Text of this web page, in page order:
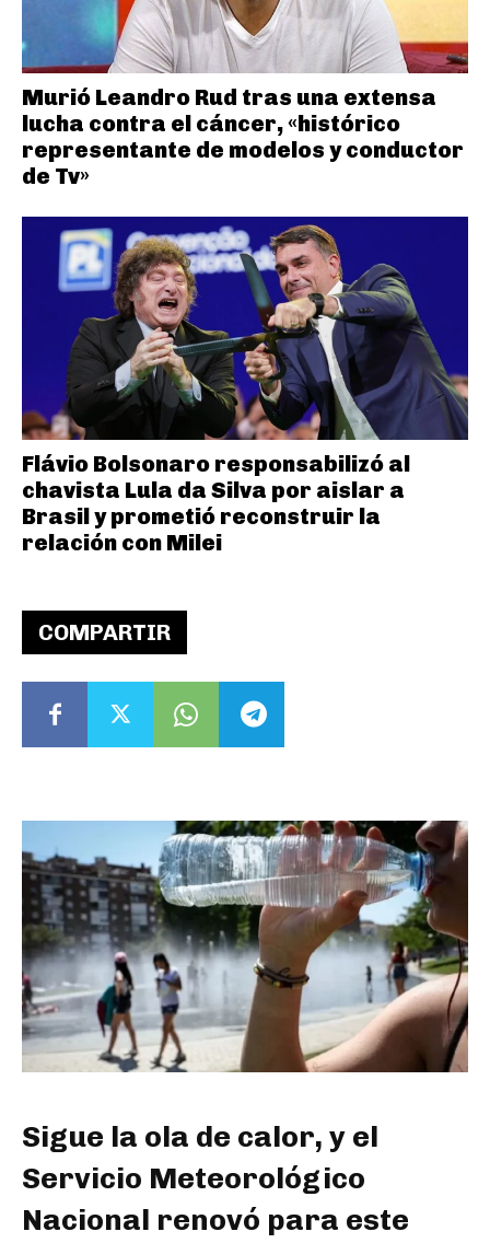
COMPARTIR
Sigue la ola de calor, y el
Servicio Meteorológico
Nacional renovó para este
Murió Leandro Rud tras una extensa
lucha contra el cáncer, «histórico
representante de modelos y conductor
de Tv»
Flávio Bolsonaro responsabilizó al
chavista Lula da Silva por aislar a
Brasil y prometió reconstruir la
relación con Milei